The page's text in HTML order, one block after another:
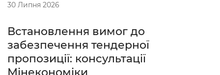
30 Липня 2026
Встановлення вимог до
забезпечення тендерної
пропозиції: консультації